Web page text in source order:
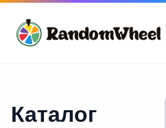
Каталог